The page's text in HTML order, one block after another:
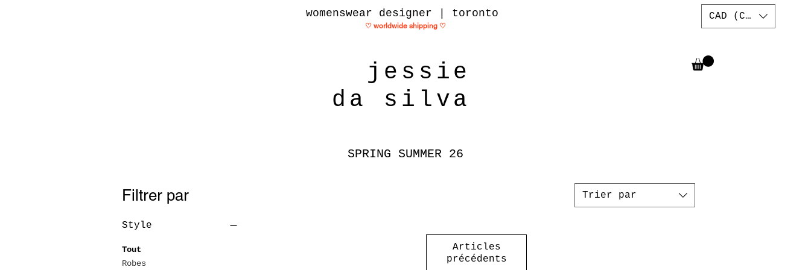
womenswear designer | toronto
♡ worldwide shipping ♡
CAD (C$)
jessie
da silva
SPRING SUMMER 26
Filtrer par
Style
Tout
Robes
Trier par
Articles
précédents